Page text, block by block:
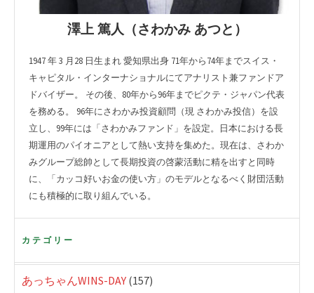
澤上 篤人（さわかみ あつと）
1947 年 3 月28 日生まれ 愛知県出身 71年から74年までスイス・
キャピタル・インターナショナルにてアナリスト兼ファンドア
ドバイザー。 その後、80年から96年までピクテ・ジャパン代表
を務める。 96年にさわかみ投資顧問（現 さわかみ投信）を設
立し、99年には「さわかみファンド」を設定。日本における長
期運用のパイオニアとして熱い支持を集めた。現在は、さわか
みグループ総帥として長期投資の啓蒙活動に精を出すと同時
に、「カッコ好いお金の使い方」のモデルとなるべく財団活動
にも積極的に取り組んでいる。
カテゴリー
あっちゃんWINS-DAY (157)